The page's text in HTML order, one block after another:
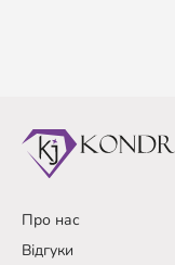
Про нас
Відгуки